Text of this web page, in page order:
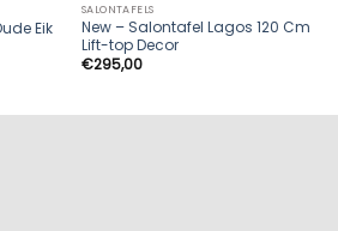
Eik
SALONTAFELS
New – Salontafel Lagos 120 Cm
Lift-top Decor
€295,00